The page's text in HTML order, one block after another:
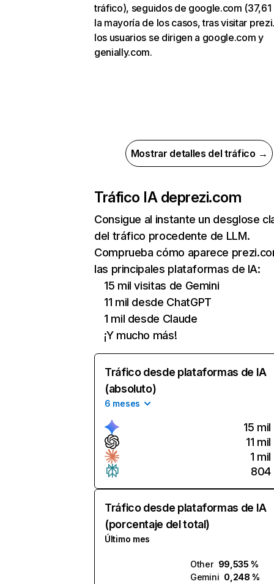
tráfico), seguidos de google.com (37,61
la mayoría de los casos, tras visitar
los usuarios se dirigen a google.com y
genially.com.
Mostrar detalles del tráfico →
Tráfico IA deprezi.com
Consigue al instante un desglose
del tráfico procedente de LLM.
Comprueba cómo aparece
las principales plataformas de IA:
15 mil visitas de Gemini
11 mil desde ChatGPT
1 mil desde Claude
¡Y mucho más!
Tráfico desde plataformas de IA
(absoluto)
6 meses
15 mil
11 mil
1 mil
804
Tráfico desde plataformas de IA
(porcentaje del total)
Último mes
Other 99,535 %
Gemini 0,248 %